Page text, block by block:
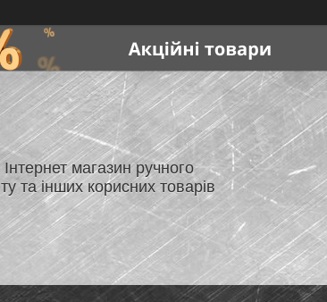
магазин ручного
та інших корисних товарів